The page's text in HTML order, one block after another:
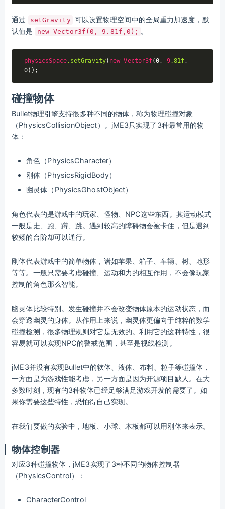
通过 setGravity 可以设置物理空间中的全局重力加速度，默
认值是
new Vector3f(0,-9.81f,0); 。
physicsSpace.setGravity( new Vector3f(0, -9.81f,
碰撞物体
Bullet物理引擎支持很多种不同的物体，称为物理碰撞对象
（PhysicsCollisionObject）。jME3只实现了3种最常用的物
体：
角色（PhysicsCharacter）
刚体（PhysicsRigidBody）
幽灵体（PhysicsGhostObject）
角色代表的是游戏中的玩家、怪物、NPC这些东西。其运动模式
一般是走、跑、蹲、跳。遇到较高的障碍物会被卡住，但是遇到
较矮的台阶却可以通行。
刚体代表游戏中的简单物体，诸如苹果、箱子、车辆、树、地形
等等。一般只需要考虑碰撞、运动和力的相互作用，不会像玩家
控制的角色那么智能。
幽灵体比较特别。发生碰撞并不会改变物体原本的运动状态，而
会穿透幽灵的身体。从作用上来说，幽灵体更偏向于纯粹的数学
碰撞检测，很多物理规则对它是无效的。利用它的这种特性，很
容易就可以实现NPC的警戒范围，甚至是视线检测。
jME3并没有实现Bullet中的软体、液体、布料、粒子等碰撞体，
一方面是为游戏性能考虑，另一方面是因为开源项目缺人。在大
多数时刻，现有的3种物体已经足够满足游戏开发的需要了。如
果你需要这些特性，恐怕得自己实现。
在我们要做的实验中，地板、小球、木板都可以用刚体来表示。
物体控制器
对应3种碰撞物体，jME3实现了3种不同的物体控制器
（PhysicsControl）：
CharacterControl